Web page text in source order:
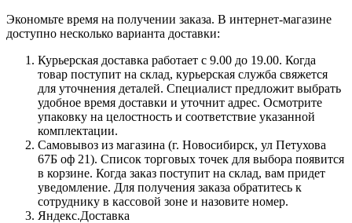
Экономьте время на получении заказа. В интернет-магазине
доступно несколько варианта доставки:
Курьерская доставка работает с 9.00 до 19.00. Когда
товар поступит на склад, курьерская служба свяжется
для уточнения деталей. Специалист предложит выбрать
удобное время доставки и уточнит адрес. Осмотрите
упаковку на целостность и соответствие указанной
комплектации.
Самовывоз из магазина (г. Новосибирск, ул Петухова
67Б оф 21). Список торговых точек для выбора появится
в корзине. Когда заказ поступит на склад, вам придет
уведомление. Для получения заказа обратитесь к
сотруднику в кассовой зоне и назовите номер.
Яндекс.Доставка